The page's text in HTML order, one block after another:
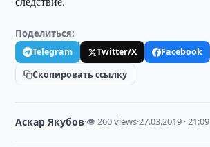
Поделиться:
Telegram Twitter/X
Facebook
Скопировать ссылку
Аскар Якубов·👁 260 views·27.03.2019 · 21:09